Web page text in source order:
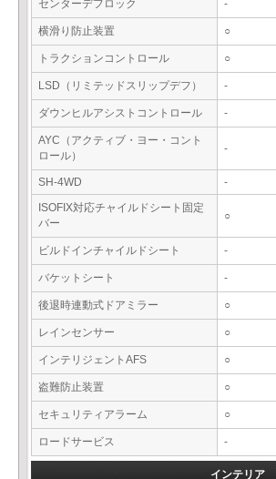
センターデフロック -
横滑り防止装置 ○
トラクションコントロール ○
LSD（リミテッドスリップデフ） -
ダウンヒルアシストコントロール -
AYC（アクティブ・ヨー・コント
ロール）
-
SH-4WD
-
ISOFIX対応チャイルドシート固定
バー
○
ビルドインチャイルドシート -
バケットシート -
後退時連動式ドアミラー ○
レインセンサー ○
インテリジェントAFS ○
盗難防止装置 ○
セキュリティアラーム ○
ロードサービス -
インテリア